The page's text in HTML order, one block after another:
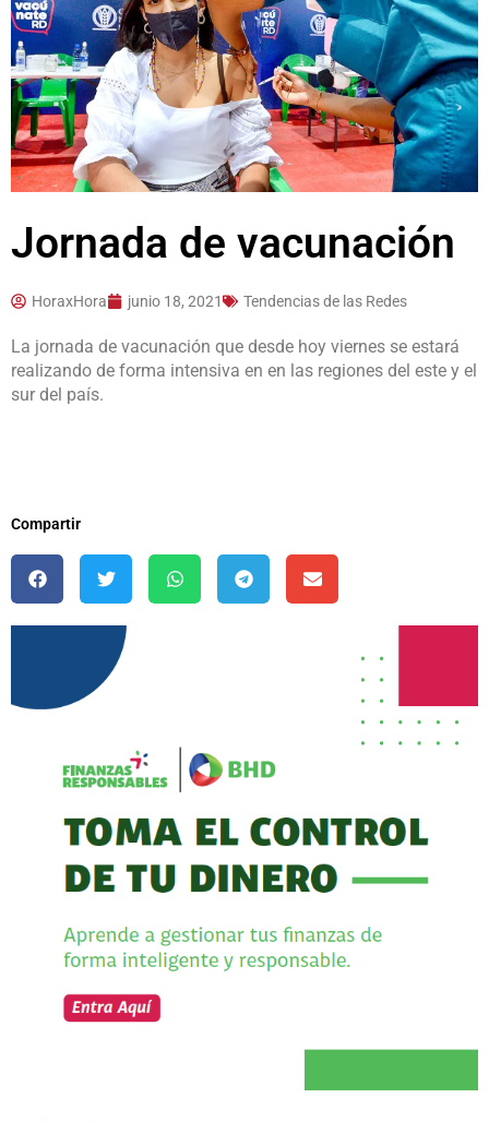
Jornada de vacunación
HoraxHora junio 18, 2021 Tendencias de las Redes
La jornada de vacunación que desde hoy viernes se estará
realizando de forma intensiva en en las regiones del este y el
sur del país.
Compartir